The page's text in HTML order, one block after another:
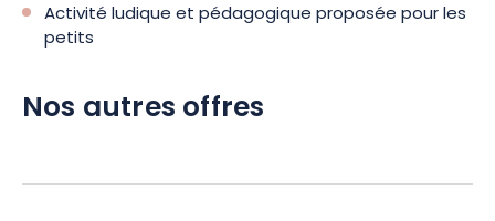
Activité ludique et pédagogique proposée pour les
petits
Nos autres offres